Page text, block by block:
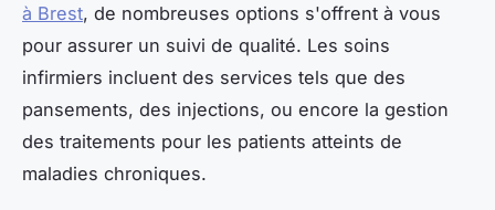
à Brest, de nombreuses options s'offrent à vous
pour assurer un suivi de qualité. Les soins
infirmiers incluent des services tels que des
pansements, des injections, ou encore la gestion
des traitements pour les patients atteints de
maladies chroniques.